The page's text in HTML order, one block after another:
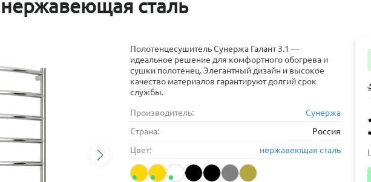
сталь
Полотенцесушитель Сунержа Галант 3.1 —
идеальное решение для комфортного обогрева и
сушки полотенец. Элегантный дизайн и высокое
качество материалов гарантируют долгий срок
службы.
Производитель:
Сунержа
Страна:
Россия
Цвет:
нержавеющая сталь